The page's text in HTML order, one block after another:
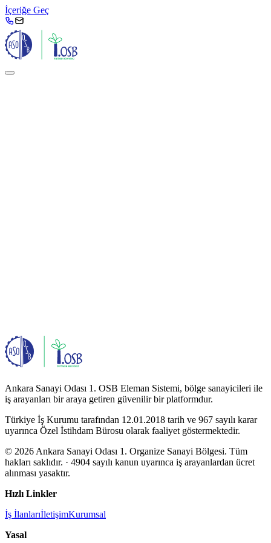
İçeriğe Geç
Ankara Sanayi Odası 1. OSB Eleman Sistemi, bölge sanayicileri ile
iş arayanları bir araya getiren güvenilir bir platformdur.
Türkiye İş Kurumu tarafından 12.01.2018 tarih ve 967 sayılı karar
uyarınca Özel İstihdam Bürosu olarak faaliyet göstermektedir.
© 2026 Ankara Sanayi Odası 1. Organize Sanayi Bölgesi. Tüm
hakları saklıdır. · 4904 sayılı kanun uyarınca iş arayanlardan ücret
alınması yasaktır.
Hızlı Linkler
İş İlanlarıİletişimKurumsal
Yasal